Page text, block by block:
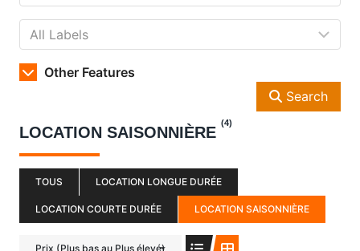
Other Features
Search
LOCATION SAISONNIÈRE
(4)
TOUS LOCATION LONGUE DURÉE
LOCATION COURTE DURÉE LOCATION SAISONNIÈRE
Prix ​​(Plus bas au Plus élevé)